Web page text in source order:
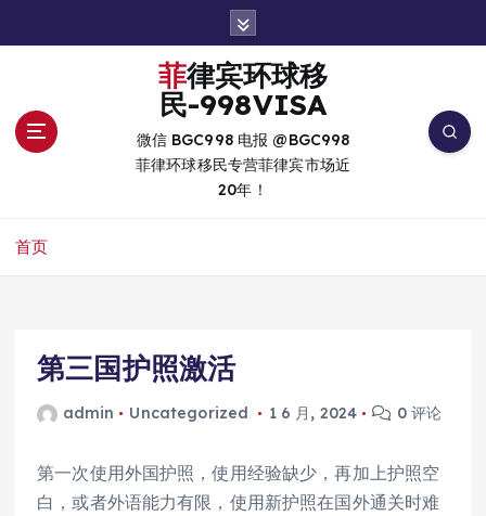
菲律宾环球移
民-998VISA
微信 BGC998 电报 @BGC998
菲律环球移民专营菲律宾市场近
20年！
首页
第三国护照激活
admin Uncategorized 1 6 月, 2024 0 评论
第一次使用外国护照，使用经验缺少，再加上护照空
白，或者外语能力有限，使用新护照在国外通关时难